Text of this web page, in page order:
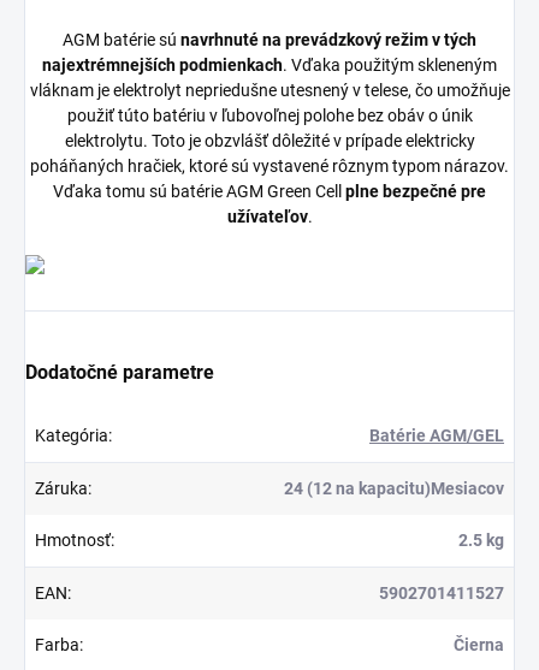
AGM batérie sú navrhnuté na prevádzkový režim v tých
najextrémnejších podmienkach. Vďaka použitým skleneným
vláknam je elektrolyt nepriedušne utesnený v telese, čo umožňuje
použiť túto batériu v ľubovoľnej polohe bez obáv o únik
elektrolytu. Toto je obzvlášť dôležité v prípade elektricky
poháňaných hračiek, ktoré sú vystavené rôznym typom nárazov.
Vďaka tomu sú batérie AGM Green Cell plne bezpečné pre
užívateľov.
Dodatočné parametre
Kategória: Batérie AGM/GEL
Záruka: 24 (12 na kapacitu)Mesiacov
Hmotnosť: 2.5 kg
EAN: 5902701411527
Farba: Čierna